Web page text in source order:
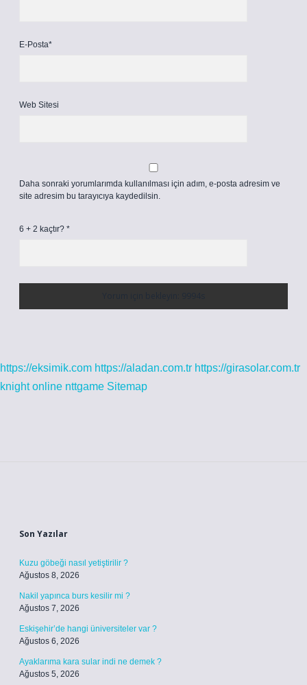
E-Posta*
Web Sitesi
Daha sonraki yorumlarımda kullanılması için adım, e-posta adresim ve
site adresim bu tarayıcıya kaydedilsin.
6 + 2 kaçtır? *
https://eksimik.com https://aladan.com.tr https://girasolar.com.tr
knight online nttgame Sitemap
Son Yazılar
Kuzu göbeği nasıl yetiştirilir ?
Ağustos 8, 2026
Nakil yapınca burs kesilir mi ?
Ağustos 7, 2026
Eskişehir’de hangi üniversiteler var ?
Ağustos 6, 2026
Ayaklarıma kara sular indi ne demek ?
Ağustos 5, 2026